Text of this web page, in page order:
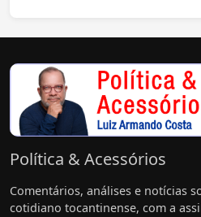
Política & Acessórios
Comentários, análises e notícias
cotidiano tocantinense, com a